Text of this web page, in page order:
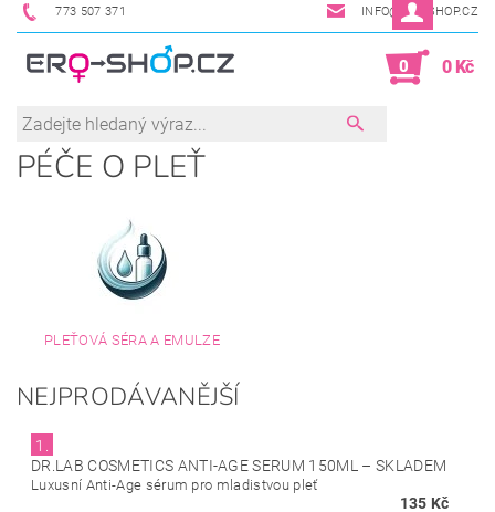
773 507 371 INFO@ERO-SHOP.CZ
0 0 Kč
PÉČE O PLEŤ
PLEŤOVÁ SÉRA A EMULZE
NEJPRODÁVANĚJŠÍ
1.
DR.LAB COSMETICS ANTI-AGE SERUM 150ML – SKLADEM
Luxusní Anti-Age sérum pro mladistvou pleť
135 Kč